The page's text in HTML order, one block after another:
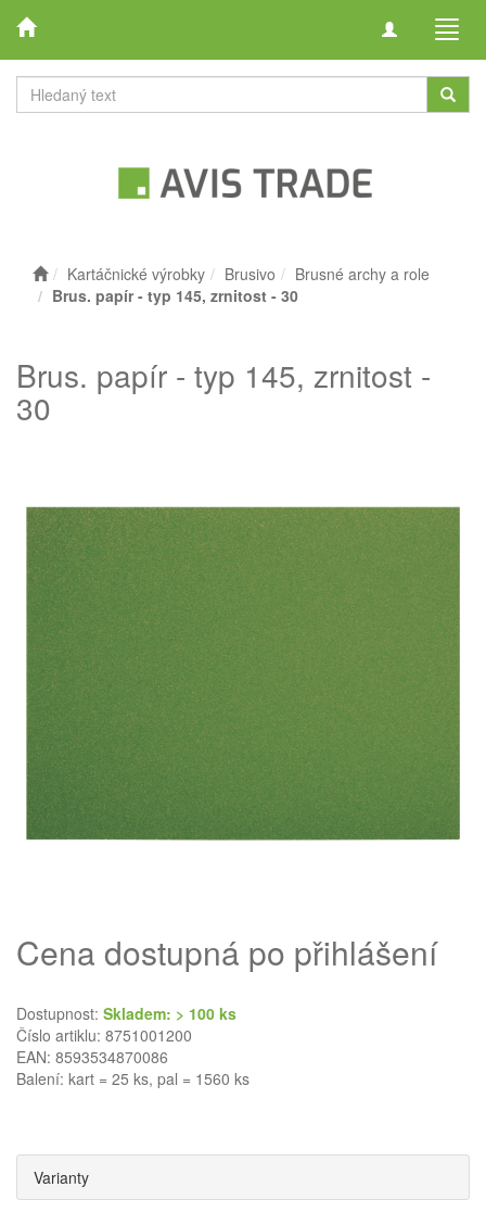
Toggle
Kartáčnické výrobky Brusivo
Brusné archy a role
Brus. papír - typ 145, zrnitost - 30
Brus. papír - typ 145, zrnitost -
30
Cena dostupná po přihlášení
Dostupnost: Skladem: > 100 ks
Číslo artiklu: 8751001200
EAN: 8593534870086
Balení: kart = 25 ks, pal = 1560 ks
Varianty